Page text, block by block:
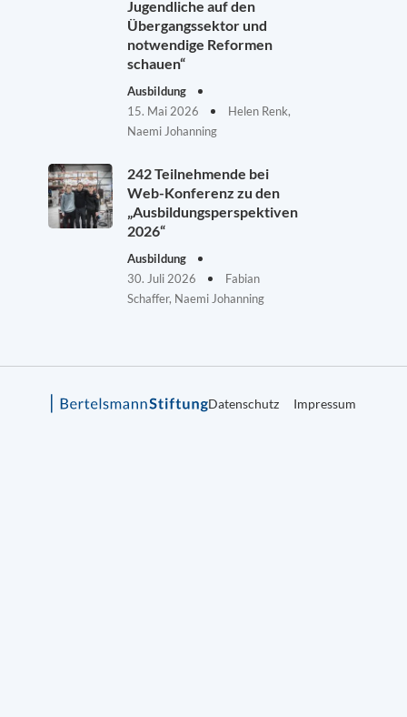
Jugendliche auf den
Übergangssektor und
notwendige Reformen
schauen“
Ausbildung
15. Mai 2026
Helen Renk,
Naemi Johanning
242 Teilnehmende bei
Web-Konferenz zu den
„Ausbildungsperspektiven
2026“
Ausbildung
30. Juli 2026
Fabian
Schaffer, Naemi Johanning
Datenschutz Impressum